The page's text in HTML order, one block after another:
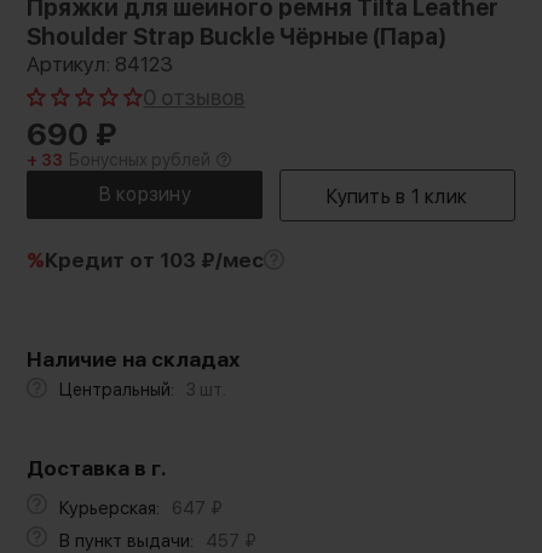
Пряжки для шейного ремня Tilta Leather
Shoulder Strap Buckle Чёрные (Пара)
Артикул: 84123
0 отзывов
690 ₽
+ 33 Бонусных рублей
%Кредит от 103 ₽/мес
Наличие на складах
Центральный: 3 шт.
Доставка в г.
Курьерская: 647 ₽
В пункт выдачи:
457 ₽